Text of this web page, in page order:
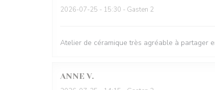
2026-07-25 - 15:30 - Gasten 2
Atelier de céramique très agréable à partager
ANNE V